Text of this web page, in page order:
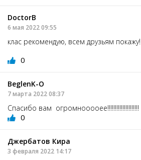
DoctorВ
6 мая 2022 09:55
клас рекомендую, всем друзьям покажу!
0
BeglenK-O
7 марта 2022 08:37
Спасибо вам огромнооооее!!!!!!!!!!!!!!!!!!!!!
0
Джербатов Кира
3 февраля 2022 14:17